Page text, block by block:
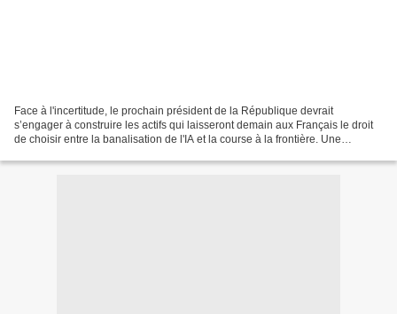
Face à l'incertitude, le prochain président de la République devrait
s’engager à construire les actifs qui laisseront demain aux Français le droit
de choisir entre la banalisation de l'IA et la course à la frontière. Une